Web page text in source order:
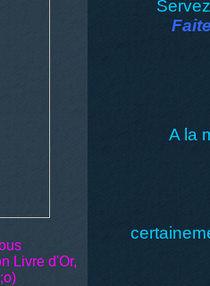
Livre d'Or,
A la